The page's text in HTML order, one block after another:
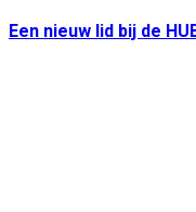
Een nieuw lid bij de